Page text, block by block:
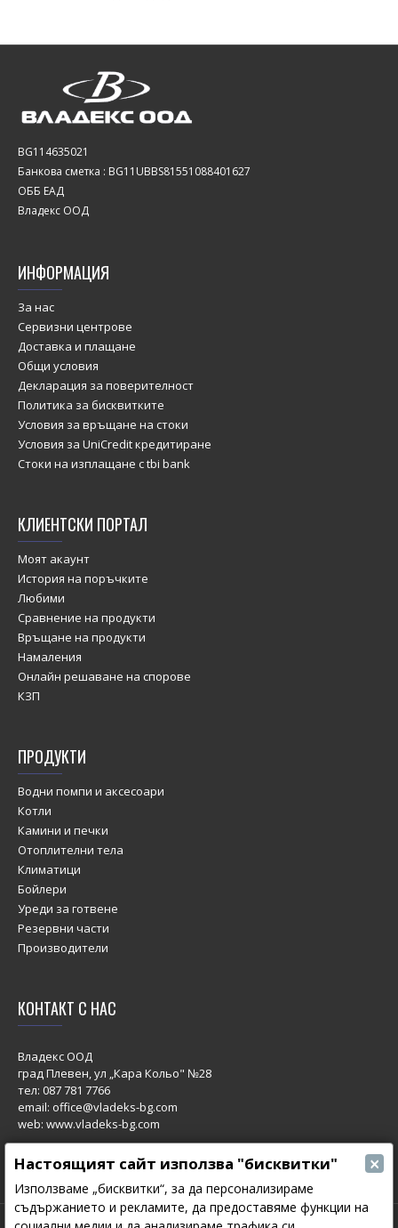
BG114635021
Банкова сметка : BG11UBBS81551088401627
ОББ ЕАД
Владекс ООД
ИНФОРМАЦИЯ
За нас
Сервизни центрове
Доставка и плащане
Общи условия
Декларация за поверителност
Политика за бисквитките
Условия за връщане на стоки
Условия за UniCredit кредитиране
Стоки на изплащане с tbi bank
КЛИЕНТСКИ ПОРТАЛ
Моят акаунт
История на поръчките
Любими
Сравнение на продукти
Връщане на продукти
Намаления
Онлайн решаване на спорове
КЗП
ПРОДУКТИ
Водни помпи и аксесоари
Котли
Камини и печки
Отоплителни тела
Климатици
Бойлери
Уреди за готвене
Резервни части
Производители
КОНТАКТ С НАС
Владекс ООД
град Плевен, ул „Кара Кольо" №28
тел: 087 781 7766
email: office@vladeks-bg.com
web: www.vladeks-bg.com
Настоящият сайт използва "бисквитки" ×
Използваме „бисквитки“, за да персонализираме
съдържанието и рекламите, да предоставяме функции на